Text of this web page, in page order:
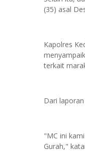
(35) asal
Kapolres
terkait
Dari
"MC ini
Gurah,"